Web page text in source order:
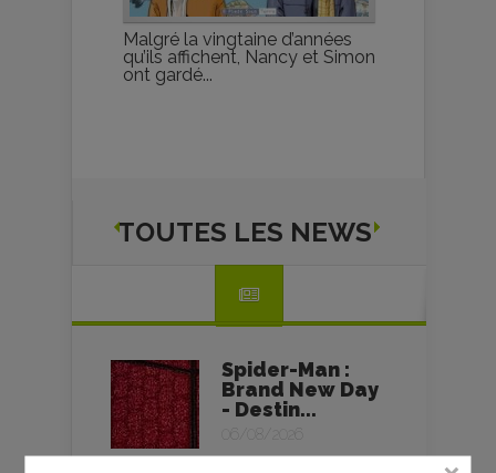
Malgré la vingtaine d’années
qu’ils affichent, Nancy et Simon
ont gardé...
TOUTES LES NEWS
Spider-Man :
Brand New Day
- Destin...
06/08/2026